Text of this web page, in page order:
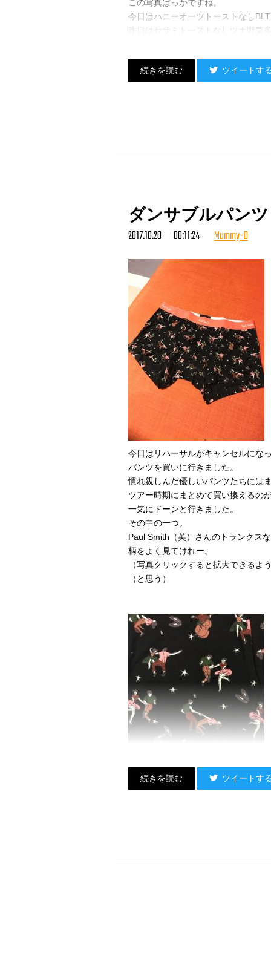
この写真ばっかですね。
今日はハニーオーツトーストなし
昨日はセサミトーストなしツナ野菜
漫画ゴラク！
オッサンか！
期待を裏切りません。
まあ、オレもコミック乱とか読んでる
人のこと言えないか！
でも、やっぱゴラクは渋い。渋すぎる
もうすぐリハで、
19:00から本番です。
んではのちほどステージにて
ツイートする
ダンサブルパンツ
2017.10.20 00:11:24 Mummy-D
今日はリハーサルがキャンセルにな
パンツを買いに行きました。
慣れ親しんだ優しいパンツたちには
ツアー時期にまとめて買い換えるの
一気にドーンと行きました。
その中の一つ。
Paul Smith（英）さんのトランクス
柄をよく見てけれー。
（写真クリックすると拡大できるよ
（と思う）
前はラジカセモチーフのCalvin Klein
ツイートする